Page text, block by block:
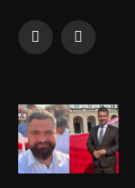
FacebookYouTube